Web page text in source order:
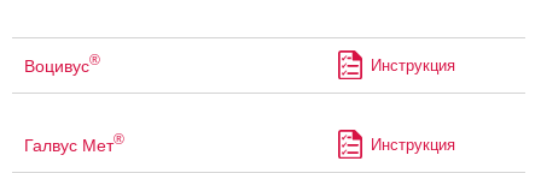
Воцивус® Инструкция
Галвус Мет® Инструкция